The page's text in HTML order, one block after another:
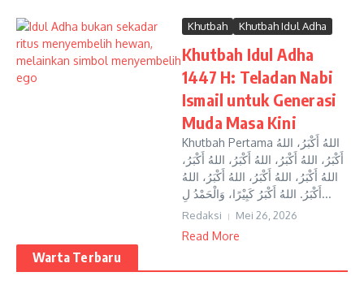
Khutbah Khutbah Idul Adha
Khutbah Idul Adha
1447 H: Teladan Nabi
Ismail untuk Generasi
Muda Masa Kini
Khutbah Pertama اللهُ أَكْبَرُ، اللهُ
أَكْبَرُ، اللهُ أَكْبَرُ، اللهُ أَكْبَرُ، اللهُ أَكْبَرُ،
اللهُ أَكْبَرُ، اللهُ أَكْبَرُ، اللهُ أَكْبَرُ، اللهُ
أَكْبَرُ. اللهُ أَكْبَرُ كَبِيْرًا، وَالْحَمْدُ لِ...
Redaksi Mei 26, 2026
Read More
Warta Terbaru